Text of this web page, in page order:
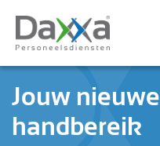
Jouw
handbereik